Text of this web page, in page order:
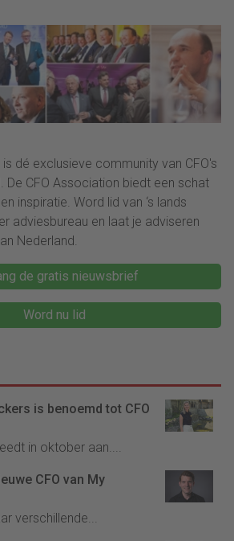
dé exclusieve community van CFO's
De CFO Association biedt een schat
inspiratie. Word lid van ‘s lands
adviesbureau en laat je adviseren
Nederland.
de gratis nieuwsbrief
Word nu lid
is benoemd tot CFO
in oktober aan....
CFO van My
verschillende...